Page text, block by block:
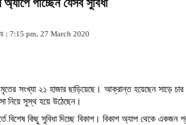
পাচ্ছেন যেসব সুবিধা
: 7:15 pm, 27 March 2020
মৃতের সংখ্যা ২১ হাজার ছাড়িয়েছে। আক্রান্ত হয়েছেন সাড়ে
নিয়ে সুস্থ হয়ে উঠেছেন।
বিশেষ কিছু সুবিধা দিচ্ছে বিকাশ। বিকাশ অ্যাপ থেকে একজন